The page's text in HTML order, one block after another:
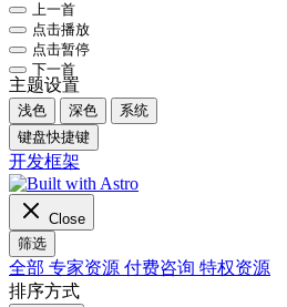
上一首
点击播放
点击暂停
下一首
主题设置
浅色 深色
系统
键盘快捷键
开发框架
Close
筛选
全部 专家资源 付费咨询 特权资源
排序方式